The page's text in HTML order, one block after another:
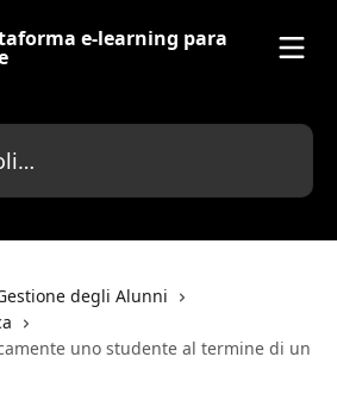
degli Alunni
uno studente al termine di un